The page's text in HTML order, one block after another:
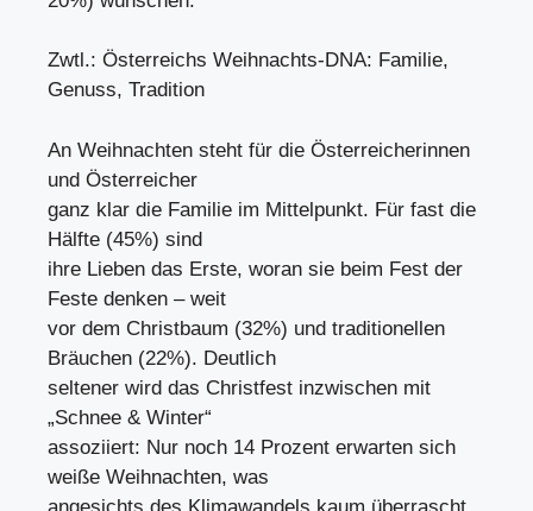
Zwtl.: Österreichs Weihnachts-DNA: Familie,
Genuss, Tradition
An Weihnachten steht für die Österreicherinnen
und Österreicher
ganz klar die Familie im Mittelpunkt. Für fast die
Hälfte (45%) sind
ihre Lieben das Erste, woran sie beim Fest der
Feste denken – weit
vor dem Christbaum (32%) und traditionellen
Bräuchen (22%). Deutlich
seltener wird das Christfest inzwischen mit
„Schnee & Winter“
assoziiert: Nur noch 14 Prozent erwarten sich
weiße Weihnachten, was
angesichts des Klimawandels kaum überrascht.